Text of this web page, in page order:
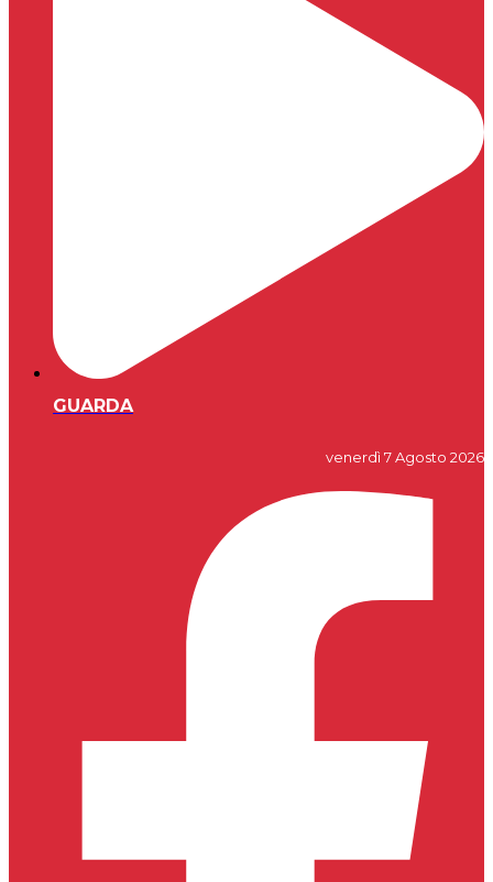
GUARDA
venerdì 7 Agosto 2026